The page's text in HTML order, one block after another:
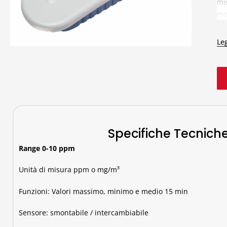
Specifiche
Range 0-10 ppm
Unità di misura ppm o mg/m³
Funzioni: Valori massimo, minimo e medio 15 min
Sensore: smontabile / intercambiabile